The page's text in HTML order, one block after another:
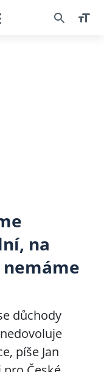
na
důchody
píše Jan